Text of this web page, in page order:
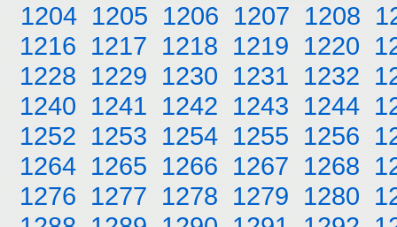
1204 1205 1206 1207 1208
1216 1217 1218 1219 1220
1228 1229 1230 1231 1232
1240 1241 1242 1243 1244
1252 1253 1254 1255 1256
1264 1265 1266 1267 1268
1276 1277 1278 1279 1280